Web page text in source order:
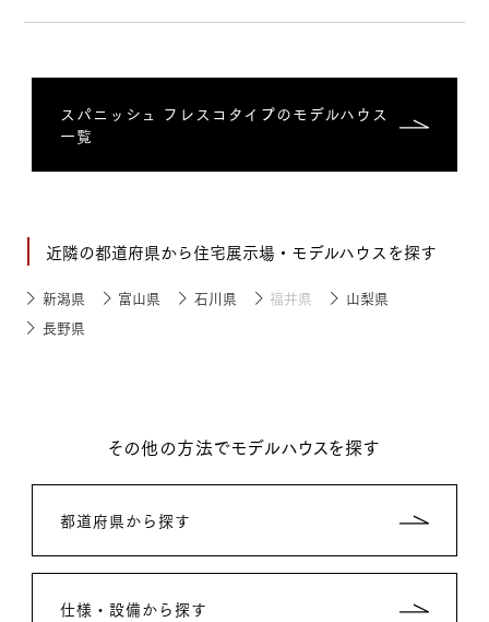
スパニッシュ フレスコタイプのモデルハウス
一覧
近隣の都道府県から住宅展示場・モデルハウスを探す
新潟県 富山県 石川県 福井県
山梨県
長野県
その他の方法でモデルハウスを探す
都道府県から探す
仕様・設備から探す